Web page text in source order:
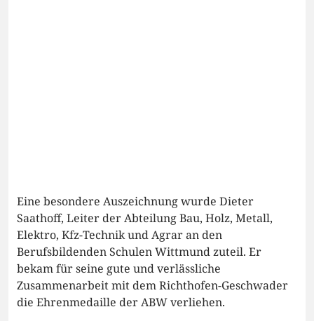
Eine besondere Auszeichnung wurde Dieter
Saathoff, Leiter der Abteilung Bau, Holz, Metall,
Elektro, Kfz-Technik und Agrar an den
Berufsbildenden Schulen Wittmund zuteil. Er
bekam für seine gute und verlässliche
Zusammenarbeit mit dem Richthofen-Geschwader
die Ehrenmedaille der ABW verliehen.